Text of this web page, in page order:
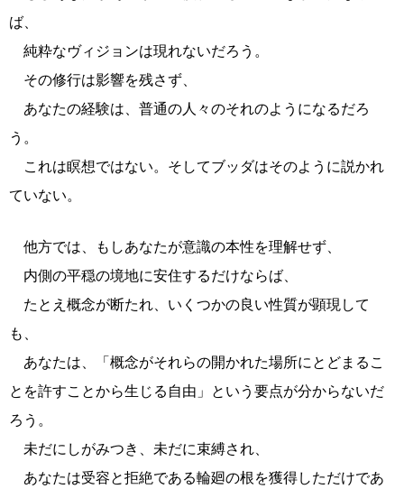
ば、
純粋なヴィジョンは現れないだろう。
その修行は影響を残さず、
あなたの経験は、普通の人々のそれのようになるだろ
う。
これは瞑想ではない。そしてブッダはそのように説かれ
ていない。
他方では、もしあなたが意識の本性を理解せず、
内側の平穏の境地に安住するだけならば、
たとえ概念が断たれ、いくつかの良い性質が顕現して
も、
あなたは、「概念がそれらの開かれた場所にとどまるこ
とを許すことから生じる自由」という要点が分からないだ
ろう。
未だにしがみつき、未だに束縛され、
あなたは受容と拒絶である輪廻の根を獲得しただけであ